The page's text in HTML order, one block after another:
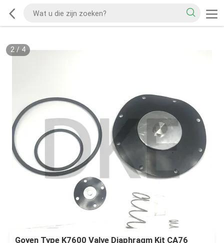
2/ 4
Goyen Type K7600 Valve Diaphragm Kit CA76